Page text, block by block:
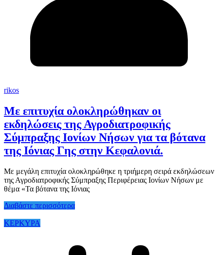
rikos
Με επιτυχία ολοκληρώθηκαν οι
εκδηλώσεις της Αγροδιατροφικής
Σύμπραξης Ιονίων Νήσων για τα βότανα
της Ιόνιας Γης στην Κεφαλονιά.
Με μεγάλη επιτυχία ολοκληρώθηκε η τριήμερη σειρά εκδηλώσεων
της Αγροδιατροφικής Σύμπραξης Περιφέρειας Ιονίων Νήσων με
θέμα «Τα βότανα της Ιόνιας
Διαβάστε περισσότερα
ΚΕΡΚΥΡΑ